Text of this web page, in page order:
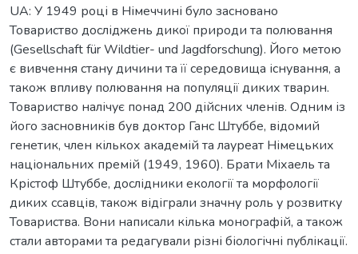
UA: У 1949 році в Німеччині було засновано
Товариство досліджень дикої природи та полювання
(Gesellschaft für Wildtier- und Jagdforschung). Його метою
є вивчення стану дичини та її середовища існування, а
також впливу полювання на популяції диких тварин.
Товариство налічує понад 200 дійсних членів. Одним із
його засновників був доктор Ганс Штуббе, відомий
генетик, член кількох академій та лауреат Німецьких
національних премій (1949, 1960). Брати Міхаель та
Крістоф Штуббе, дослідники екології та морфології
диких ссавців, також відіграли значну роль у розвитку
Товариства. Вони написали кілька монографій, а також
стали авторами та редагували різні біологічні публікації.